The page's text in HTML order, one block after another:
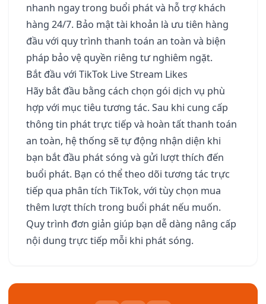
nhanh ngay trong buổi phát và hỗ trợ khách
hàng 24/7. Bảo mật tài khoản là ưu tiên hàng
đầu với quy trình thanh toán an toàn và biện
pháp bảo vệ quyền riêng tư nghiêm ngặt.
Bắt đầu với TikTok Live Stream Likes
Hãy bắt đầu bằng cách chọn gói dịch vụ phù
hợp với mục tiêu tương tác. Sau khi cung cấp
thông tin phát trực tiếp và hoàn tất thanh toán
an toàn, hệ thống sẽ tự động nhận diện khi
bạn bắt đầu phát sóng và gửi lượt thích đến
buổi phát. Bạn có thể theo dõi tương tác trực
tiếp qua phân tích TikTok, với tùy chọn mua
thêm lượt thích trong buổi phát nếu muốn.
Quy trình đơn giản giúp bạn dễ dàng nâng cấp
nội dung trực tiếp mỗi khi phát sóng.